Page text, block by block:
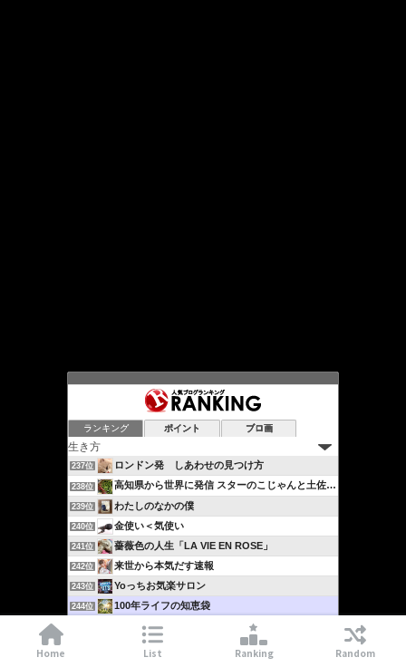
ランキング ポイント ブロ画
237位 ロンドン発 しあわせの見つけ方
238位 高知県から世界に発信 スターのこじゃんと土佐流ブログ…
239位 わたしのなかの僕
240位 金使い＜気使い
241位 薔薇色の人生「LA VIE EN ROSE」
242位 来世から本気だす速報
243位 Yoっちお気楽サロン
244位 100年ライフの知恵袋
日々のこころの旅
シンクロニック・ダイアリー
Home List Ranking Random